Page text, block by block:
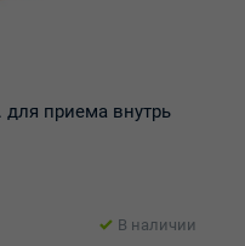
приема внутрь
В наличии